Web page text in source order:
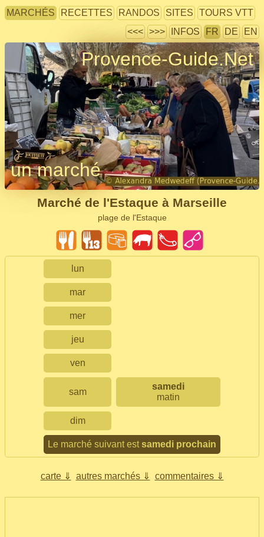
MARCHÉS RECETTES RANDOS SITES
TOURS VTT
<<< >>> INFOS FR DE EN
Provence-Guide.Net
un marché
Marché de l'Estaque à Marseille
plage de l'Estaque
lun
mar
mer
jeu
ven
sam
samedi
matin
dim
Le marché suivant estsamedi prochain
carte ⇓ autres marchés ⇓ commentaires ⇓